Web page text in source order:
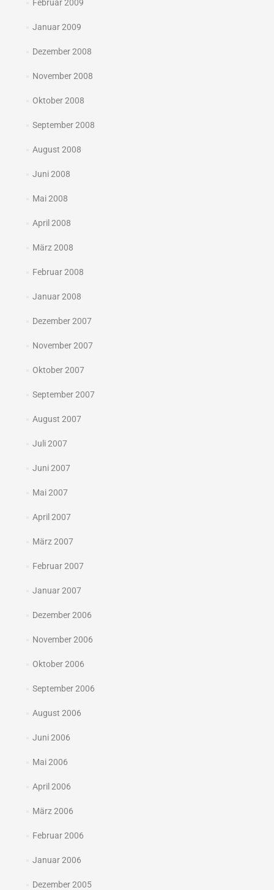
Februar 2009
Januar 2009
Dezember 2008
November 2008
Oktober 2008
September 2008
August 2008
Juni 2008
Mai 2008
April 2008
März 2008
Februar 2008
Januar 2008
Dezember 2007
November 2007
Oktober 2007
September 2007
August 2007
Juli 2007
Juni 2007
Mai 2007
April 2007
März 2007
Februar 2007
Januar 2007
Dezember 2006
November 2006
Oktober 2006
September 2006
August 2006
Juni 2006
Mai 2006
April 2006
März 2006
Februar 2006
Januar 2006
Dezember 2005